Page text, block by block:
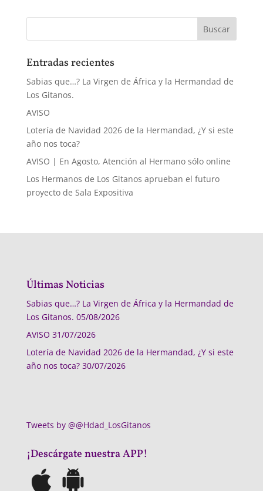
Entradas recientes
Sabias que…? La Virgen de África y la Hermandad de
Los Gitanos.
AVISO
Lotería de Navidad 2026 de la Hermandad, ¿Y si este
año nos toca?
AVISO | En Agosto, Atención al Hermano sólo online
Los Hermanos de Los Gitanos aprueban el futuro
proyecto de Sala Expositiva
Últimas Noticias
Sabias que…? La Virgen de África y la Hermandad de
Los Gitanos. 05/08/2026
AVISO 31/07/2026
Lotería de Navidad 2026 de la Hermandad, ¿Y si este
año nos toca? 30/07/2026
Tweets by @@Hdad_LosGitanos
¡Descárgate nuestra APP!